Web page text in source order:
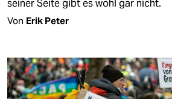
seiner Seite gibt es wohl gar nicht.
Von Erik Peter